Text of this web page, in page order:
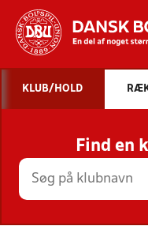
STILLINGER,
KLUB/HOLD
Find en